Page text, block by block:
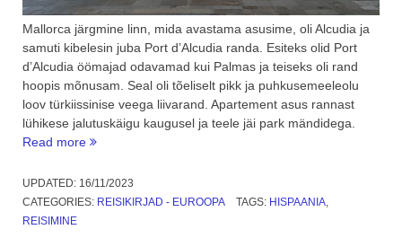
Mallorca järgmine linn, mida avastama asusime, oli Alcudia ja
samuti kibelesin juba Port d’Alcudia randa. Esiteks olid Port
d’Alcudia öömajad odavamad kui Palmas ja teiseks oli rand
hoopis mõnusam. Seal oli tõeliselt pikk ja puhkusemeeleolu
loov türkiissinise veega liivarand. Apartement asus rannast
lühikese jalutuskäigu kaugusel ja teele jäi park mändidega.
Read more “Mallorca
kaunitar
Alcudia.
UPDATED: 16/11/2023
CATEGORIES: REISIKIRJAD - EUROOPA TAGS: HISPAANIA,
REISIMINE